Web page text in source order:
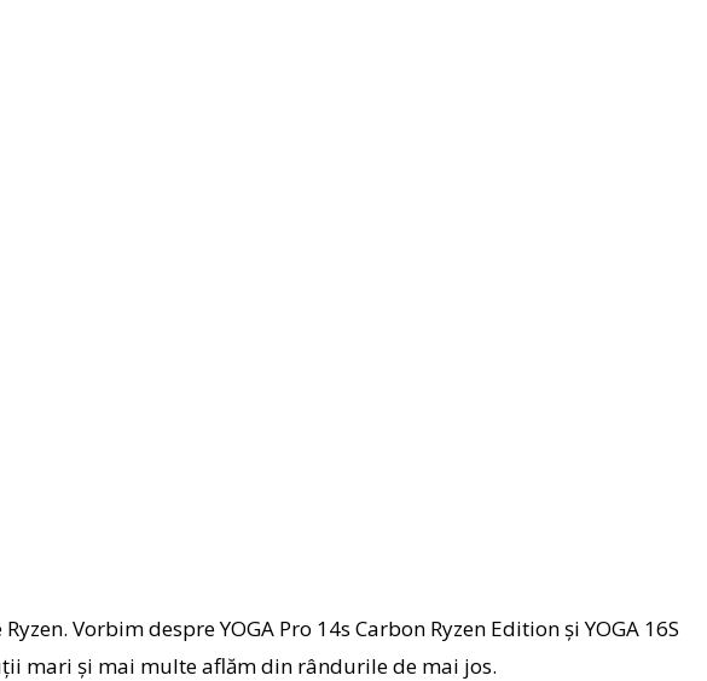
Vorbim despre YOGA Pro 14s Carbon Ryzen Edition și YOGA 16S
mari și mai multe aflăm din rândurile de mai jos.